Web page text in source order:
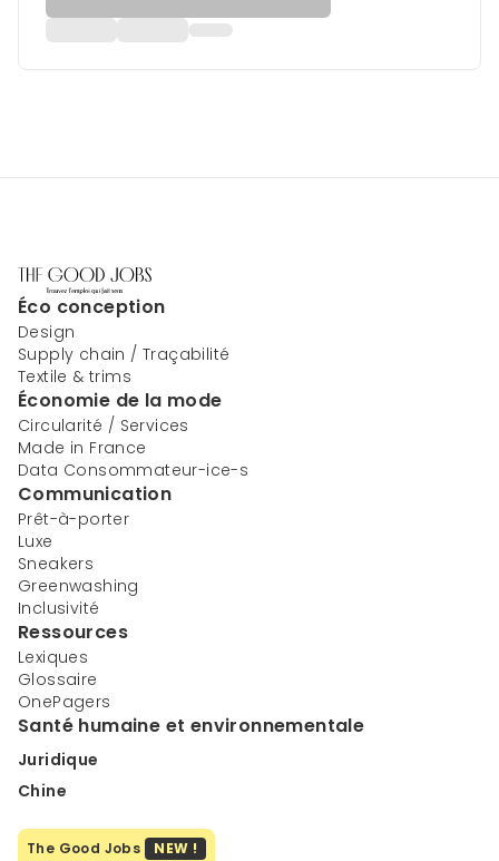
Éco conception
Design
Supply chain / Traçabilité
Textile & trims
Économie de la mode
Circularité / Services
Made in France
Data Consommateur-ice-s
Communication
Prêt-à-porter
Luxe
Sneakers
Greenwashing
Inclusivité
Ressources
Lexiques
Glossaire
OnePagers
Santé humaine et environnementale
Juridique
Chine
The Good Jobs NEW !